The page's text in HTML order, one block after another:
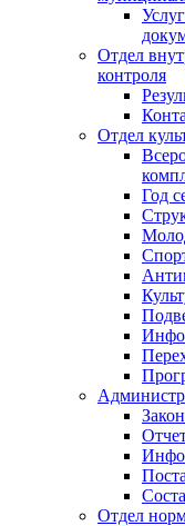
Отдел
контроля
Отдел
Год
Отдел